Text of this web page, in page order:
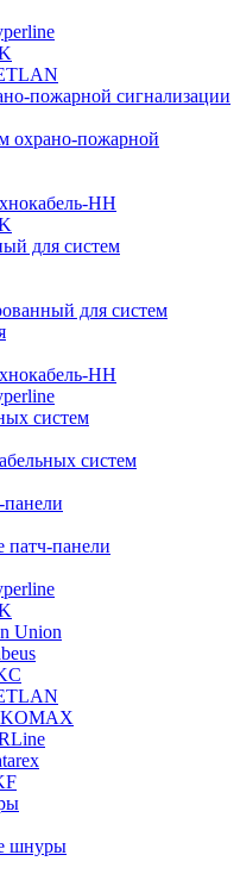
пожарной сигнализации
охрано-пожарной
НН
для систем
для систем
НН
систем
систем
панели
Union
шнуры